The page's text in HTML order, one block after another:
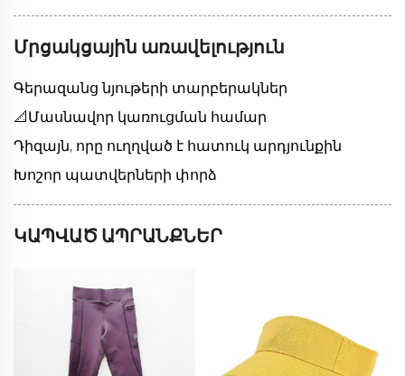
Մրցակցային առավելություն
Գերազանց նյութերի տարբերակներ
📐Մասնավոր կառուցման համար
Դիզայն, որը ուղղված է հատուկ արդյունքին
Խոշոր պատվերների փորձ
ԿԱՊՎԱԾ ԱՊՐԱՆՔՆԵՐ